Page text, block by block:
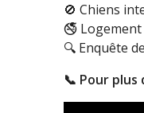
🚫 Chiens
🚭
🔍 Enquête
📞 Pour plus